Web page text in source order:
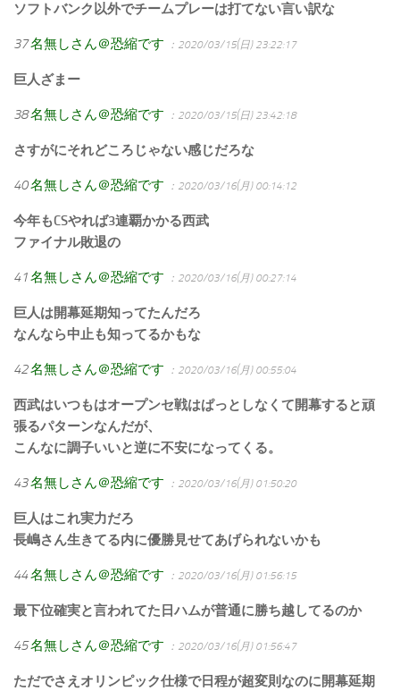
ソフトバンク以外でチームプレーは打てない言い訳な
37名無しさん＠恐縮です ：2020/03/15(日) 23:22:17
巨人ざまー
38名無しさん＠恐縮です ：2020/03/15(日) 23:42:18
さすがにそれどころじゃない感じだろな
40名無しさん＠恐縮です ：2020/03/16(月) 00:14:12
今年もCSやれば3連覇かかる西武
ファイナル敗退の
41名無しさん＠恐縮です ：2020/03/16(月) 00:27:14
巨人は開幕延期知ってたんだろ
なんなら中止も知ってるかもな
42名無しさん＠恐縮です ：2020/03/16(月) 00:55:04
西武はいつもはオープンセ戦はぱっとしなくて開幕すると頑
張るパターンなんだが、
こんなに調子いいと逆に不安になってくる。
43名無しさん＠恐縮です ：2020/03/16(月) 01:50:20
巨人はこれ実力だろ
長嶋さん生きてる内に優勝見せてあげられないかも
44名無しさん＠恐縮です ：2020/03/16(月) 01:56:15
最下位確実と言われてた日ハムが普通に勝ち越してるのか
45名無しさん＠恐縮です ：2020/03/16(月) 01:56:47
ただでさえオリンピック仕様で日程が超変則なのに開幕延期